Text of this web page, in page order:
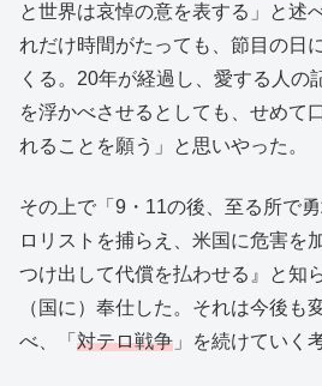
と世界は哀悼の意を表する」と述
れだけ時間がたっても、節目の日
くる。20年が経過し、愛する人の
を浮かべさせるとしても、せめて
れることを願う」と思いやった。
その上で「9・11の後、至る所で
ロリストを捕らえ、米国に危害を
つけ出して代償を払わせる』と知
（国に）奉仕した。それは今後も
べ、「 対テロ戦争 」を続けていく